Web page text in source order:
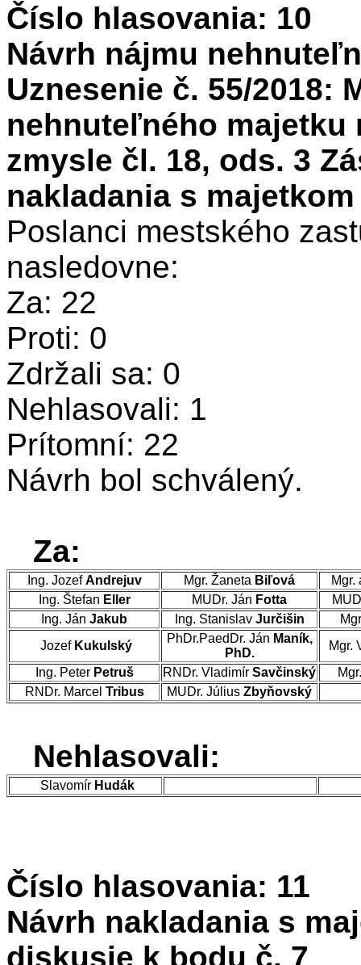
Číslo hlasovania: 10
Návrh nájmu
Uznesenie č. 55/2018:
nehnuteľného majetku
zmysle čl. 18, ods. 3
nakladania s
Poslanci mestského
nasledovne:
Za: 22
Proti: 0
Zdržali sa: 0
Nehlasovali: 1
Prítomní: 22
Návrh bol schválený.
Za:
Ing. JozefAndrejuv Mgr. Žaneta Biľová
Mgr.
Ing. Štefan Eller MUDr. Ján Fotta
Ing. Ján Jakub Ing. Stanislav Jurčišin
Jozef Kukulský
PhDr.PaedDr. Ján Maník,
PhD.
Mgr.
Ing. Peter Petruš RNDr. Vladimír Savčinský
RNDr. Marcel Tribus MUDr. Július Zbyňovský
Nehlasovali:
Slavomír Hudák
Číslo hlasovania: 11
Návrh nakladania s
diskusie k bodu č. 7